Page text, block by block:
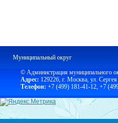
Муниципальный округ
© Администрация муниципального
Адрес: 129226, г. Москва, ул.
Телефон: +7 (499) 181-41-12, +7